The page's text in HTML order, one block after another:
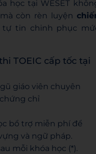
học tại WESET
còn rèn luyện
tự tin chinh phục
TOEIC cấp tốc tại
giáo viên chuyên
chỉ
bổ trợ miễn phí để
và ngữ pháp.
mỗi khóa học (*).